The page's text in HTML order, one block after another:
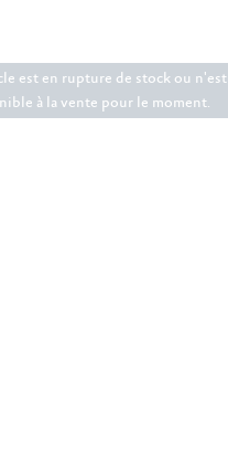
est en rupture de stock ou n'est
à la vente pour le moment.